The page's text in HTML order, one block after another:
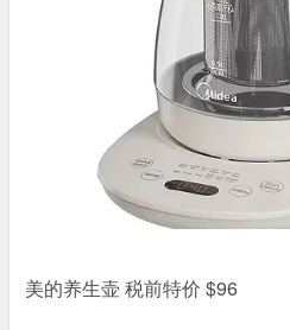
美的养生壶 税前特价 $96